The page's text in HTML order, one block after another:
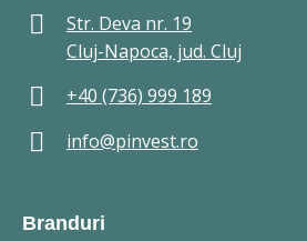
Str. Deva nr. 19
Cluj-Napoca, jud. Cluj
+40 (736) 999 189
info@pinvest.ro
Branduri